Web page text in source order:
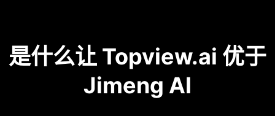
是什么让 Topview.ai 优于
Jimeng AI